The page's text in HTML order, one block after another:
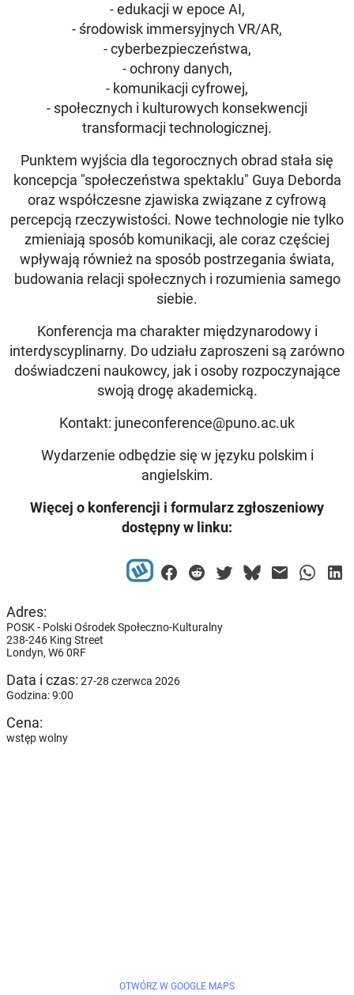
- edukacji w epoce AI,
- środowisk immersyjnych VR/AR,
- cyberbezpieczeństwa,
- ochrony danych,
- komunikacji cyfrowej,
- społecznych i kulturowych konsekwencji
transformacji technologicznej.
Punktem wyjścia dla tegorocznych obrad stała się
koncepcja "społeczeństwa spektaklu" Guya Deborda
oraz współczesne zjawiska związane z cyfrową
percepcją rzeczywistości. Nowe technologie nie tylko
zmieniają sposób komunikacji, ale coraz częściej
wpływają również na sposób postrzegania świata,
budowania relacji społecznych i rozumienia samego
siebie.
Konferencja ma charakter międzynarodowy i
interdyscyplinarny. Do udziału zaproszeni są zarówno
doświadczeni naukowcy, jak i osoby rozpoczynające
swoją drogę akademicką.
Kontakt: juneconference@puno.ac.uk
Wydarzenie odbędzie się w języku polskim i
angielskim.
Więcej o konferencji i formularz zgłoszeniowy
dostępny w linku:
Adres:
POSK - Polski Ośrodek Społeczno-Kulturalny
238-246 King Street
Londyn, W6 0RF
Data i czas: 27-28 czerwca 2026
Godzina: 9:00
Cena:
wstęp wolny
OTWÓRZ W GOOGLE MAPS